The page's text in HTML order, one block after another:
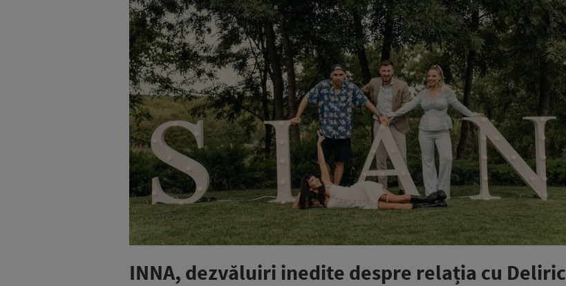
INNA, dezvăluiri inedite despre relația cu Deliric